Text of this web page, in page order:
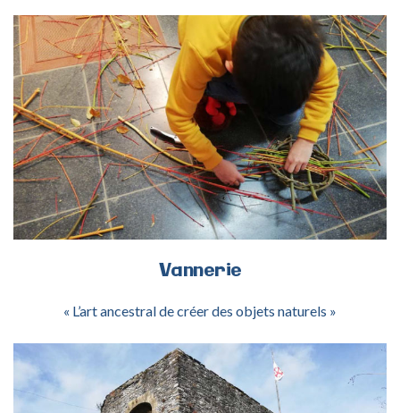
ACTIVITÉ VANNERIE
Vannerie
« L’art ancestral de créer des objets naturels »